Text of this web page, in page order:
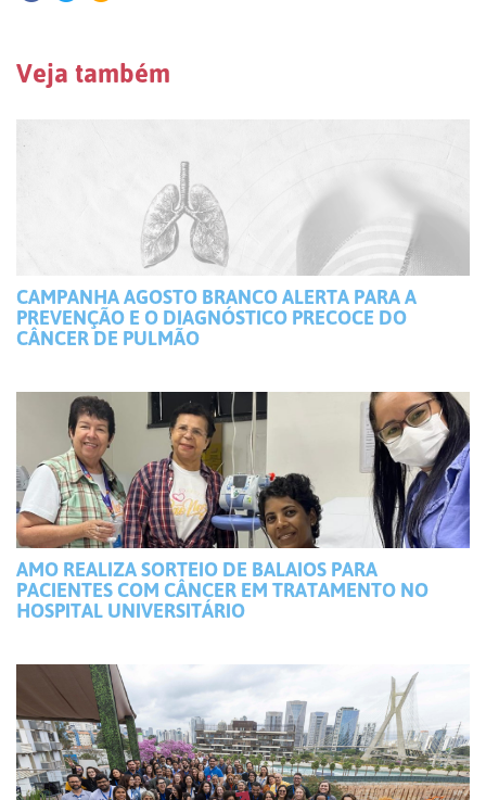
Veja também
CAMPANHA AGOSTO BRANCO ALERTA PARA A
PREVENÇÃO E O DIAGNÓSTICO PRECOCE DO
CÂNCER DE PULMÃO
AMO REALIZA SORTEIO DE BALAIOS PARA
PACIENTES COM CÂNCER EM TRATAMENTO NO
HOSPITAL UNIVERSITÁRIO